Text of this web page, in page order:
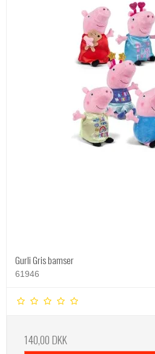
Gurli Gris bamser
61946
140,00 DKK